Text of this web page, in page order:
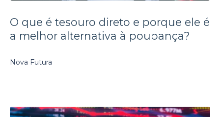
O que é tesouro direto e porque ele é
a melhor alternativa à poupança?
Nova Futura